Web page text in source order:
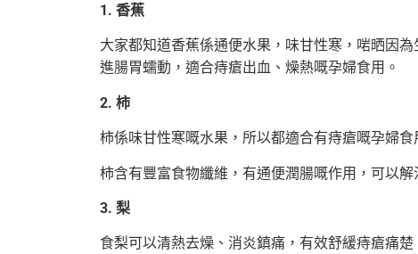
1. 香蕉
大家都知道香蕉係通便水果，味甘性寒，啱晒因
進腸胃蠕動，適合痔瘡出血、燥熱嘅孕婦食用。
2. 柿
柿係味甘性寒嘅水果，所以都適合有痔瘡嘅孕婦食
柿含有豐富食物纖維，有通便潤腸嘅作用，可以
3. 梨
食梨可以清熱去燥、消炎鎮痛，有效舒緩痔瘡痛楚